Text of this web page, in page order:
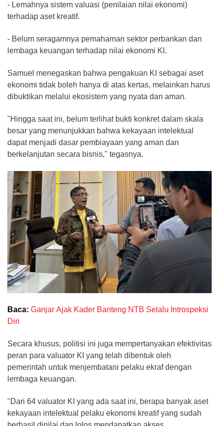
- Lemahnya sistem valuasi (penilaian nilai ekonomi)
terhadap aset kreatif.
- Belum seragamnya pemahaman sektor perbankan dan
lembaga keuangan terhadap nilai ekonomi KI.
Samuel menegaskan bahwa pengakuan KI sebagai aset
ekonomi tidak boleh hanya di atas kertas, melainkan harus
dibuktikan melalui ekosistem yang nyata dan aman.
"Hingga saat ini, belum terlihat bukti konkret dalam skala
besar yang menunjukkan bahwa kekayaan intelektual
dapat menjadi dasar pembiayaan yang aman dan
berkelanjutan secara bisnis," tegasnya.
Baca: Ganjar Ajak Kader Banteng NTB Selalu Introspeksi
Diri
Secara khusus, politisi ini juga mempertanyakan efektivitas
peran para valuator KI yang telah dibentuk oleh
pemerintah untuk menjembatani pelaku ekraf dengan
lembaga keuangan.
"Dari 64 valuator KI yang ada saat ini, berapa banyak aset
kekayaan intelektual pelaku ekonomi kreatif yang sudah